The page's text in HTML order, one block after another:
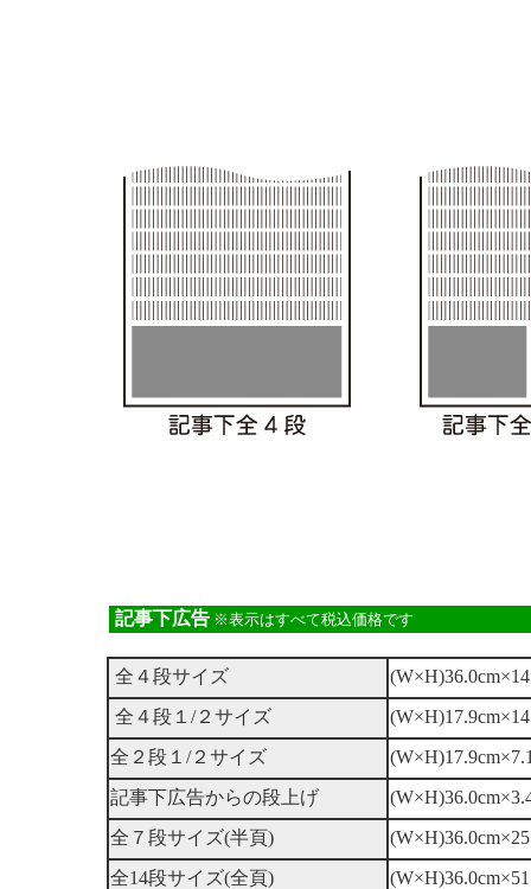
記事下広告 ※表示はすべて税込価格です
全４段サイズ
全４段１/２サイズ
全２段１/２サイズ
記事下広告からの段上げ
全７段サイズ(半頁)
全14段サイズ(全頁)